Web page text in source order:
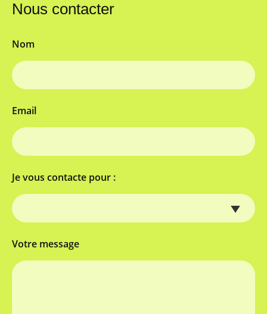
Nous contacter
Nom
Email
Je vous contacte pour :
Votre message